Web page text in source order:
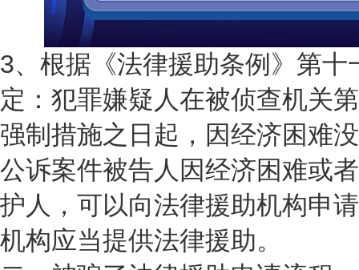
3、根据《法律援助条例》第十
定：犯罪嫌疑人在被侦查机关
强制措施之日起，因经济困难
公诉案件被告人因经济困难或
护人，可以向法律援助机构申
机构应当提供法律援助。